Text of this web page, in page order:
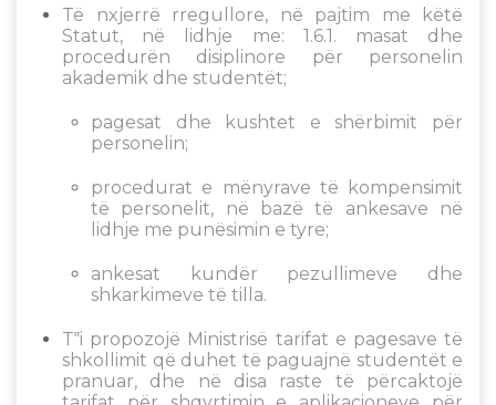
Të nxjerrë rregullore, në pajtim me këtë
Statut, në lidhje me: 1.6.1. masat dhe
procedurën disiplinore për personelin
akademik dhe studentët;
pagesat dhe kushtet e shërbimit për
personelin;
procedurat e mënyrave të kompensimit
të personelit, në bazë të ankesave në
lidhje me punësimin e tyre;
ankesat kundër pezullimeve dhe
shkarkimeve të tilla.
T‟i propozojë Ministrisë tarifat e pagesave të
shkollimit që duhet të paguajnë studentët e
pranuar, dhe në disa raste të përcaktojë